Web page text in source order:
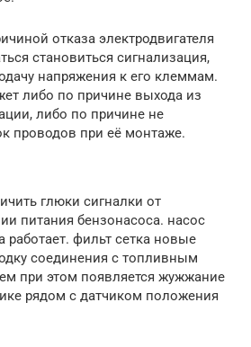
отказа электродвигателя
становиться сигнализация,
напряжения к его клеммам.
либо по причине выхода из
либо по причине не
проводов при её монтаже.
глюки сигналки от
питания бензонасоса. насос
работает. фильт сетка новые
соединения с топливным
при этом появляется жужжание
рядом с датчиком положения